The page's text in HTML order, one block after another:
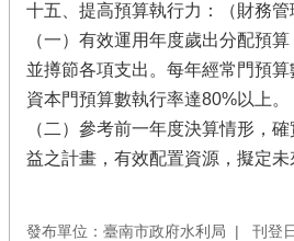
十五、提高預算執行力：（財務管
（一）有效運用年度歲出分配預
並撙節各項支出。每年經常門預算
資本門預算數執行率達80%以上。
（二）參考前一年度決算情形，
益之計畫，有效配置資源，擬定未
發布單位：臺南市政府水利局 刊登